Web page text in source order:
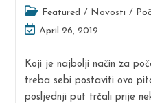
Post
category:
Featured / Novosti /
Post
modified:
April 26, 2019
Koji je najbolji način za
treba sebi postaviti ovo
posljednji put trčali prije